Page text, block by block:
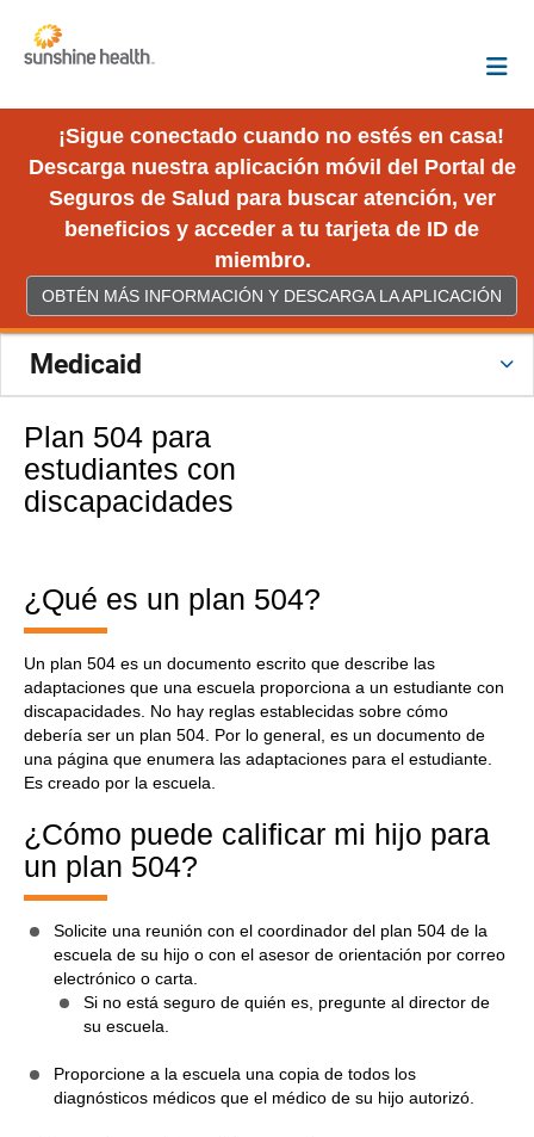
¡Sigue conectado cuando no estés en casa!
Descarga nuestra aplicación móvil del Portal de
Seguros de Salud para buscar atención, ver
beneficios y acceder a tu tarjeta de ID de
miembro.
OBTÉN MÁS INFORMACIÓN Y DESCARGA LA APLICACIÓN
Medicaid
Plan 504 para
estudiantes con
discapacidades
¿Qué es un plan 504?
Un plan 504 es un documento escrito que describe las
adaptaciones que una escuela proporciona a un estudiante con
discapacidades. No hay reglas establecidas sobre cómo
debería ser un plan 504. Por lo general, es un documento de
una página que enumera las adaptaciones para el estudiante.
Es creado por la escuela.
¿Cómo puede calificar mi hijo para
un plan 504?
Solicite una reunión con el coordinador del plan 504 de la
escuela de su hijo o con el asesor de orientación por correo
electrónico o carta.
Si no está seguro de quién es, pregunte al director de
su escuela.
Proporcione a la escuela una copia de todos los
diagnósticos médicos que el médico de su hijo autorizó.